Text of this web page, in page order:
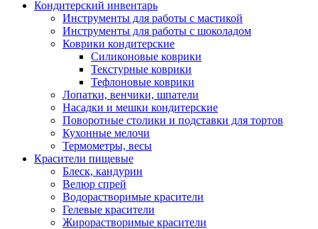
Кондитерский инвентарь
Инструменты для работы с мастикой
Инструменты для работы с шоколадом
Коврики кондитерские
Силиконовые коврики
Текстурные коврики
Тефлоновые коврики
Лопатки, венчики, шпатели
Насадки и мешки кондитерские
Поворотные столики и подставки для тортов
Кухонные мелочи
Термометры, весы
Красители пищевые
Блеск, кандурин
Велюр спрей
Водорастворимые красители
Гелевые красители
Жирорастворимые красители